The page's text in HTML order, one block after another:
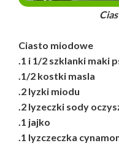
Ciasto
Ciasto miodowe
.1 i 1/2 szklanki maki
.1/2 kostki masla
.2 lyzki miodu
.2 lyzeczki sody
.1 jajko
.1 lyzczeczka